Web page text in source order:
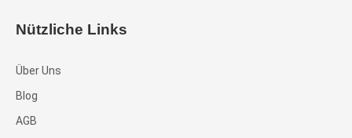
Nützliche Links
Über Uns
Blog
AGB